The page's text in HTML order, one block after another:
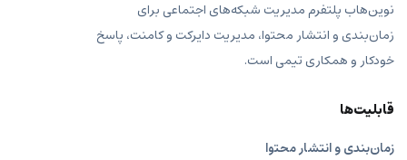
نوین‌هاب پلتفرم مدیریت شبکه‌های اجتماعی برای
زمان‌بندی و انتشار محتوا، مدیریت دایرکت و کامنت، پاسخ
خودکار و همکاری تیمی است.
قابلیت‌ها
زمان‌بندی و انتشار محتوا